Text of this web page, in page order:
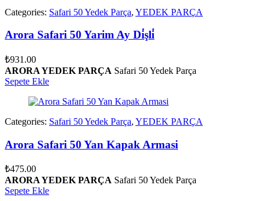
Categories: Safari 50 Yedek Parça, YEDEK PARÇA
Arora Safari 50 Yarim Ay Di̇şli̇
₺931.00
ARORA YEDEK PARÇA Safari 50 Yedek Parça
Sepete Ekle
Categories: Safari 50 Yedek Parça, YEDEK PARÇA
Arora Safari 50 Yan Kapak Armasi
₺475.00
ARORA YEDEK PARÇA Safari 50 Yedek Parça
Sepete Ekle